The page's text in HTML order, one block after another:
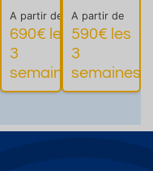
Plus
Plus
d'informations
privé
–
Class
é 2**
A partir de
690€ les
3
semaines
WIFI
Fibre,
Terrass
e,
s
A partir de
590€ les
3
semaines